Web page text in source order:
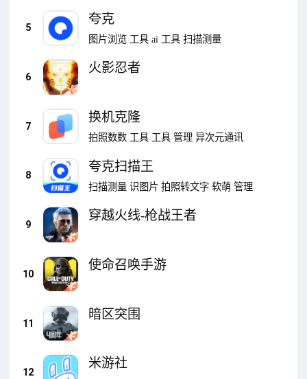
5
夸克
图片浏览 工具 ai 工具 扫描测量
6
火影忍者
7
换机克隆
拍照数数 工具 工具 管理 异次元通讯
8
夸克扫描王
扫描测量 识图片 拍照转文字 软萌 管理
9
穿越火线-枪战王者
10
使命召唤手游
11
暗区突围
12
米游社